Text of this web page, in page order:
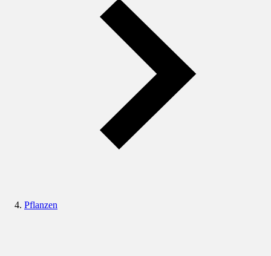
Pflanzen